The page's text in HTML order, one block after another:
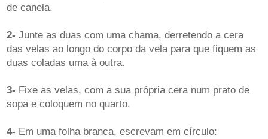
de canela.
2- Junte as duas com uma chama, derretendo a cera
das velas ao longo do corpo da vela para que fiquem as
duas coladas uma à outra.
3- Fixe as velas, com a sua própria cera num prato de
sopa e coloquem no quarto.
4- Em uma folha branca, escrevam em círculo: